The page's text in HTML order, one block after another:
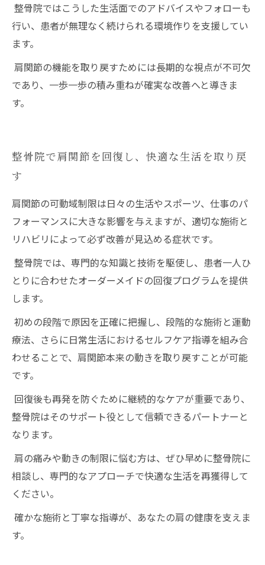
整骨院ではこうした生活面でのアドバイスやフォローも
行い、患者が無理なく続けられる環境作りを支援してい
ます。
肩関節の機能を取り戻すためには長期的な視点が不可欠
であり、一歩一歩の積み重ねが確実な改善へと導きま
す。
整骨院で肩関節を回復し、快適な生活を取り戻
す
肩関節の可動域制限は日々の生活やスポーツ、仕事のパ
フォーマンスに大きな影響を与えますが、適切な施術と
リハビリによって必ず改善が見込める症状です。
整骨院では、専門的な知識と技術を駆使し、患者一人ひ
とりに合わせたオーダーメイドの回復プログラムを提供
します。
初めの段階で原因を正確に把握し、段階的な施術と運動
療法、さらに日常生活におけるセルフケア指導を組み合
わせることで、肩関節本来の動きを取り戻すことが可能
です。
回復後も再発を防ぐために継続的なケアが重要であり、
整骨院はそのサポート役として信頼できるパートナーと
なります。
肩の痛みや動きの制限に悩む方は、ぜひ早めに整骨院に
相談し、専門的なアプローチで快適な生活を再獲得して
ください。
確かな施術と丁寧な指導が、あなたの肩の健康を支えま
す。